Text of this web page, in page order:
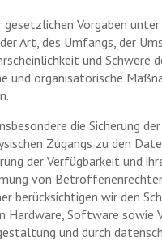
Vorgaben unter
Art, des Umfangs, der
und Schwere
und organisatorische
die Sicherung
Zugangs zu den
der Verfügbarkeit und
von
berücksichtigen wir den
Hardware, Software sowie
und durch